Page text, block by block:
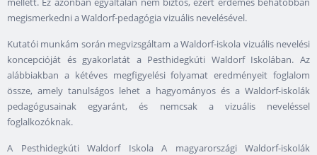
megismerkedni a Waldorf-pedagógia vizuális nevelésével.
Kutatói munkám során megvizsgáltam a Waldorf-iskola vizuális nevelési
koncepcióját és gyakorlatát a Pesthidegkúti Waldorf Iskolában. Az
alábbiakban a kétéves megfigyelési folyamat eredményeit foglalom
össze, amely tanulságos lehet a hagyományos és a Waldorf-iskolák
pedagógusainak egyaránt, és nemcsak a vizuális neveléssel
foglalkozóknak.
A Pesthidegkúti Waldorf Iskola A magyarországi Waldorf-iskolák